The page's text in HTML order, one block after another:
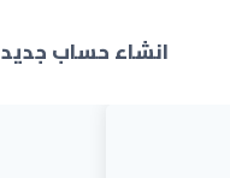
انشاء حساب جديد